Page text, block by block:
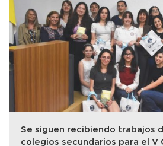
Se siguen recibiendo trabajos
colegios secundarios para el V